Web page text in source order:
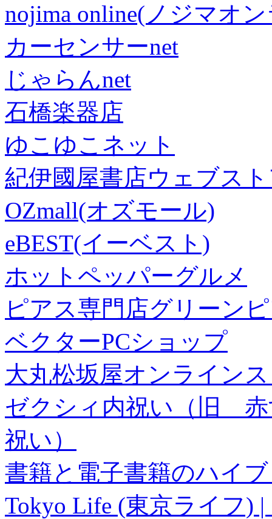
nojima online(ノジマオ
カーセンサーnet
じゃらんnet
石橋楽器店
ゆこゆこネット
紀伊國屋書店ウェブス
OZmall(オズモール)
eBEST(イーベスト)
ホットペッパーグルメ
ピアス専門店グリーン
ベクターPCショップ
大丸松坂屋オンライン
ゼクシィ内祝い（旧 赤
祝い）
書籍と電子書籍のハイ
Tokyo Life (東京ライフ)